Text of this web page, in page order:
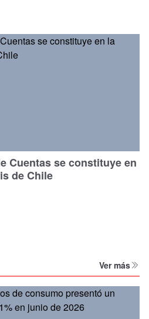
Cuentas se constituye en
de Chile
Ver más